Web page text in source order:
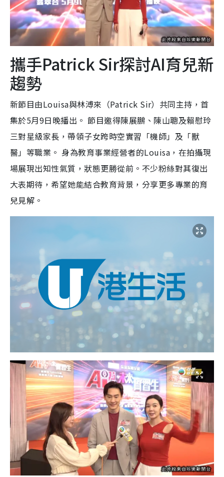
攜手Patrick Sir探討AI育兒新
趨勢
新節目由Louisa與林溥來（Patrick Sir）共同主持，首
集於5月9日晚播出。 節目邀得陳展鵬、陳山聰及賴慰玲
三對星級家長，帶領子女跨時空實習「機師」及「獸
醫」等職業。 身為教育事業經營者的Louisa，在拍攝現
場展現出知性氣質，狀態更勝從前。不少粉絲對其復出
大表期待，希望她能結合教育背景，分享更多專業的育
兒見解。